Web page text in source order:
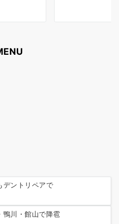
デントリペアで
鴨川・館山で降雹